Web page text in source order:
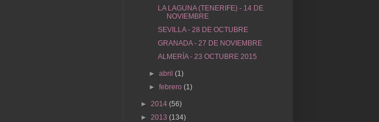
LA LAGUNA (TENERIFE) - 14 DE
NOVIEMBRE
SEVILLA - 28 DE OCTUBRE
GRANADA - 27 DE NOVIEMBRE
ALMERÍA - 23 OCTUBRE 2015
►abril(1)
►febrero(1)
► 2014 (56)
► 2013 (134)